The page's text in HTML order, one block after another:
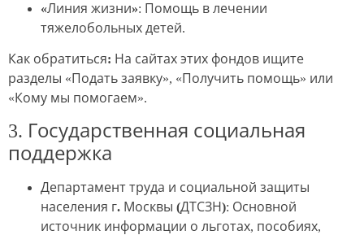
«Линия жизни»: Помощь в лечении
тяжелобольных детей.
Как обратиться: На сайтах этих фондов ищите
разделы «Подать заявку», «Получить помощь» или
«Кому мы помогаем».
3. Государственная социальная
поддержка
Департамент труда и социальной защиты
населения г. Москвы (ДТСЗН): Основной
источник информации о льготах, пособиях,